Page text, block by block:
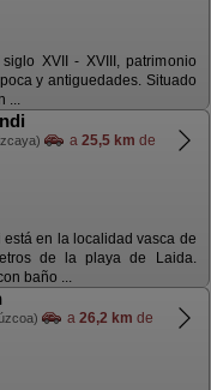
XVII - XVIII, patrimonio
y antiguedades. Situado
...
a 25,5 km de
en la localidad vasca de
de la playa de Laida.
baño ...
a 26,2 km de